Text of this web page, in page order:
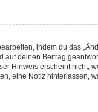
indem du das
deinen Beitrag
Hinweis erscheint nicht,
eine Notiz hinterlassen,